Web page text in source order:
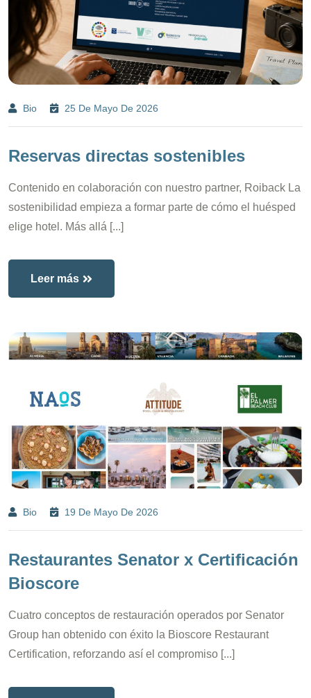
Bio 25 De Mayo De 2026
Reservas directas sostenibles
Contenido en colaboración con nuestro partner, Roiback La
sostenibilidad empieza a formar parte de cómo el huésped
elige hotel. Más allá [...]
Leer más
Bio 19 De Mayo De 2026
Restaurantes Senator x Certificación
Bioscore
Cuatro conceptos de restauración operados por Senator
Group han obtenido con éxito la Bioscore Restaurant
Certification, reforzando así el compromiso [...]